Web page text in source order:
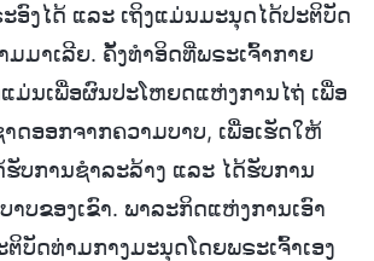
ອົງໄດ້ ແລະ ເຖິງແມ່ນມະນຸດໄດ້ປະຕິບັດ
ມາເລີຍ. ຄັ້ງທຳອິດທີ່ພຣະເຈົ້າກາຍ
ມ່ນເພື່ອຜົນປະໂຫຍດແຫ່ງການໄຖ່ ເພື່ອ
ດອອກຈາກຄວາມບາບ, ເພື່ອເຮັດໃຫ້
ບການຊໍາລະລ້າງ ແລະ ໄດ້ຮັບການ
າບຂອງເຂົາ. ພາລະກິດແຫ່ງການເອົາ
ບັດທ່າມກາງມະນຸດໂດຍພຣະເຈົ້າເອງ